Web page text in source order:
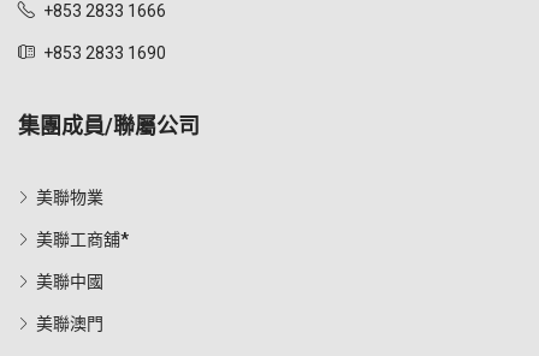
+853 2833 1666
+853 2833 1690
集團成員/聯屬公司
美聯物業
美聯工商舖*
美聯中國
美聯澳門